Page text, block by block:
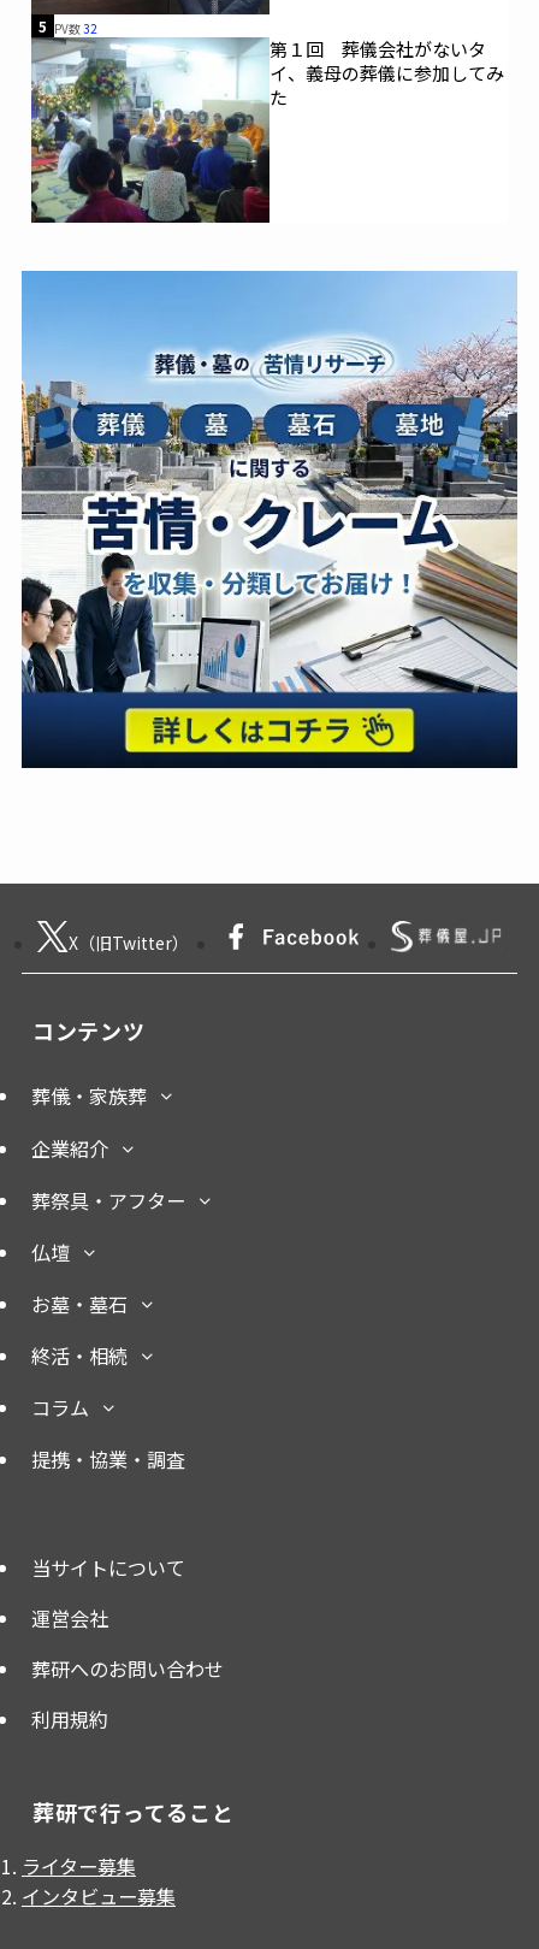
5 PV数32
第１回 葬儀会社がないタ
イ、義母の葬儀に参加してみ
た
X（旧Twitter）
コンテンツ
葬儀・家族葬
企業紹介
葬祭具・アフター
仏壇
お墓・墓石
終活・相続
コラム
提携・協業・調査
当サイトについて
運営会社
葬研へのお問い合わせ
利用規約
葬研で行ってること
ライター募集
インタビュー募集